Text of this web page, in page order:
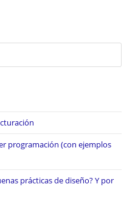
programación (con ejemplos
prácticas de diseño? Y por